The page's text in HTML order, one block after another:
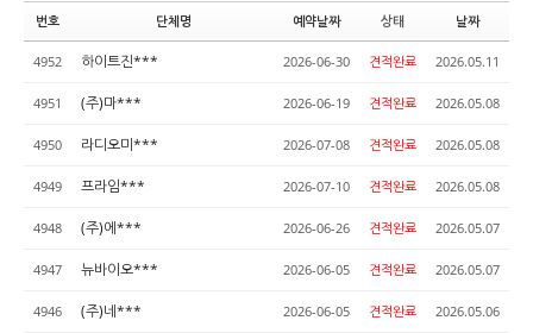
번호 단체명 예약날짜 상태 날짜
4952 하이트진*** 2026-06-30 견적완료 2026.05.11
4951 (주)마*** 2026-06-19 견적완료 2026.05.08
4950 라디오미*** 2026-07-08 견적완료 2026.05.08
4949 프라임*** 2026-07-10 견적완료 2026.05.08
4948 (주)에*** 2026-06-26 견적완료 2026.05.07
4947 뉴바이오*** 2026-06-05 견적완료 2026.05.07
4946 (주)네*** 2026-06-05 견적완료 2026.05.06